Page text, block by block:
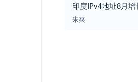
印度IPv4地址8月增
朱爽